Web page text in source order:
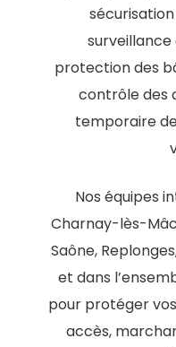
surveillance
protection des
contrôle des
temporaire
Nos équipes
Charnay-lès-
Saône,
et dans
pour protéger
accès,